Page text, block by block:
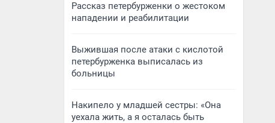
Рассказ петербурженки о жестоком
нападении и реабилитации
Выжившая после атаки с кислотой
петербурженка выписалась из
больницы
Накипело у младшей сестры: «Она
уехала жить, а я осталась быть